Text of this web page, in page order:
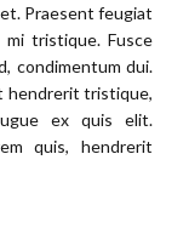
Praesent feugiat
mi tristique. Fusce
condimentum dui.
hendrerit tristique,
ex quis elit.
quis, hendrerit